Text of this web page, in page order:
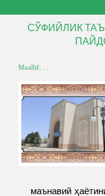
СЎФИЙЛИК
Muallif: . .
маънавий